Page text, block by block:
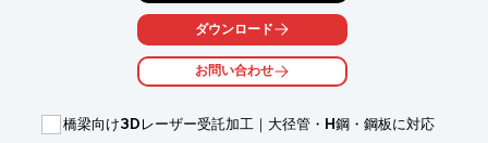
【活用シーン】
・アクリル、アルミ複合板、塩ビシートなどを使用した看板製作
・店舗のサイン、ディスプレイ
・イベント用看板
・作業時間の短縮
ダウンロード
お問い合わせ
橋梁向け3Dレーザー受託加工｜大径管・H鋼・鋼板に対応